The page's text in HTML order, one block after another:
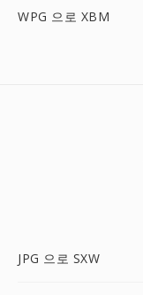
WPG 으로 XBM
JPG 으로 SXW